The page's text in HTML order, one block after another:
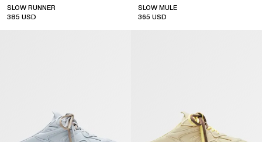
SLOW RUNNER
385 USD
SLOW MULE
365 USD